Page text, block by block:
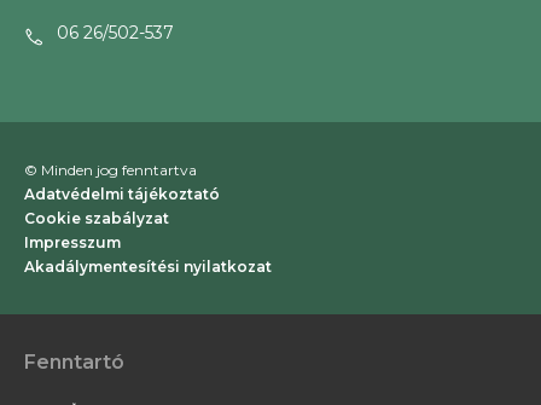
06 26/502-537
© Minden jog fenntartva
Adatvédelmi tájékoztató
Cookie szabályzat
Impresszum
Akadálymentesítési nyilatkozat
Fenntartó